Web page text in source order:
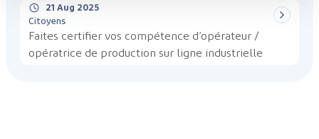
21 Aug 2025
Citoyens
Faites certifier vos compétence d’opérateur /
opératrice de production sur ligne industrielle